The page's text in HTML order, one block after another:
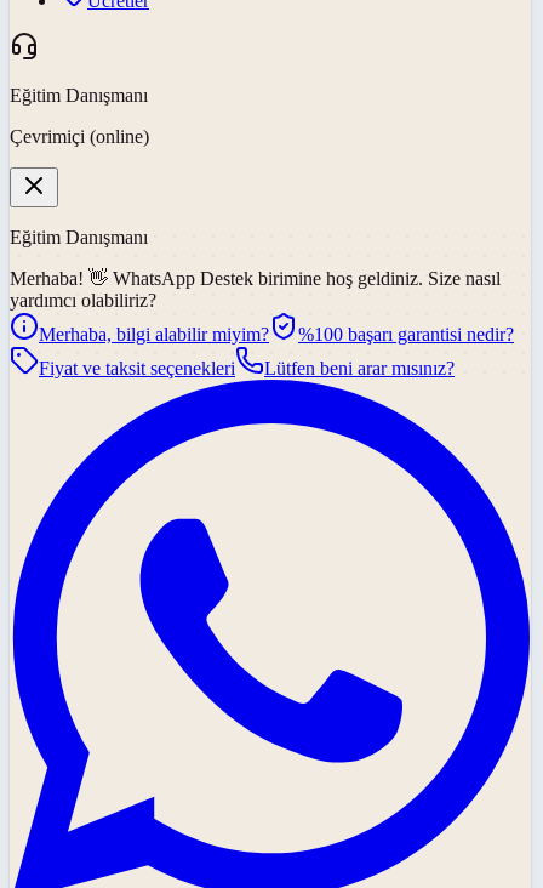
Eğitim Danışmanı
Çevrimiçi (online)
Eğitim Danışmanı
Merhaba! 👋 WhatsApp Destek birimine hoş geldiniz. Size nasıl
yardımcı olabiliriz?
Merhaba, bilgi alabilir miyim?
%100 başarı garantisi nedir?
Fiyat ve taksit seçenekleri
Lütfen beni arar mısınız?